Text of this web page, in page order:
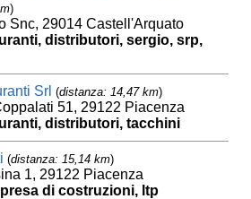
)
Snc, 29014 Castell'Arquato
distributori, sergio, srp,
Srl (distanza: 14,47 km)
51, 29122 Piacenza
distributori, tacchini
(distanza: 15,14 km)
1, 29122 Piacenza
di costruzioni, ltp